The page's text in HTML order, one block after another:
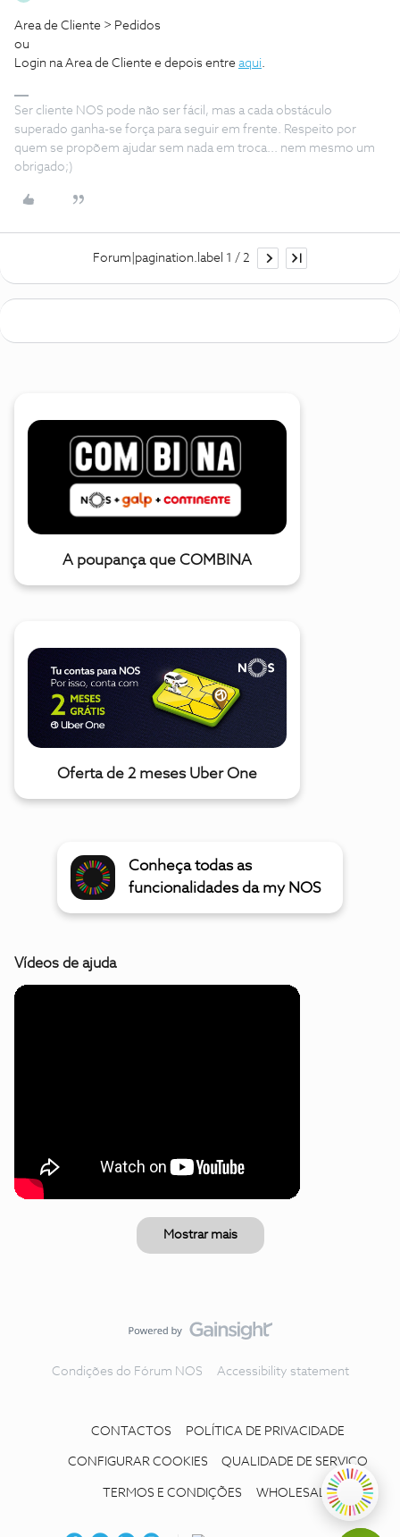
Area de Cliente > Pedidos
ou
Login na Area de Cliente e depois entre aqui.
Ser cliente NOS pode não ser fácil, mas a cada obstáculo
superado ganha-se força para seguir em frente. Respeito por
quem se propõem ajudar sem nada em troca... nem mesmo um
obrigado;)
Forum|pagination.label 1 / 2
A poupança que COMBINA
Oferta de 2 meses Uber One
Conheça todas as
funcionalidades da my NOS
Vídeos de ajuda
Mostrar mais
Condições do Fórum NOS Accessibility statement
CONTACTOS POLÍTICA DE PRIVACIDADE
CONFIGURAR COOKIES QUALIDADE DE SERVIÇO
TERMOS E CONDIÇÕES WHOLESALE